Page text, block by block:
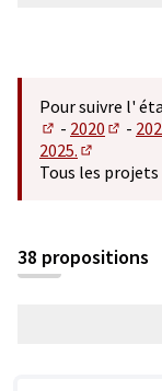
Pour suivre l'
(S'ouvre dans
- 2020 -
2025.
(S'ouvre
Tous les
38 propositions